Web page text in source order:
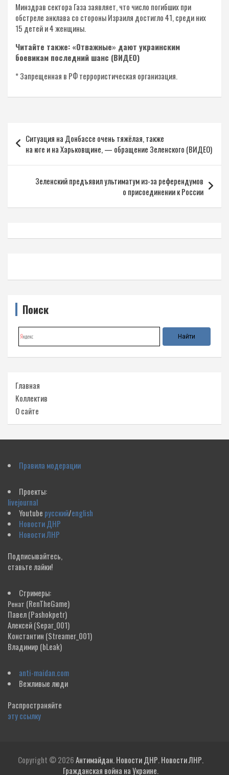
Минздрав сектора Газа заявляет, что число погибших при
обстреле анклава со стороны Израиля достигло 41, среди них
15 детей и 4 женщины.
Читайте также: «Отважные» дают украинским
боевикам последний шанс (ВИДЕО)
* Запрещенная в РФ террористическая организация.
по
записям
Ситуация на Донбассе очень тяжёлая, также
на юге и на Харьковщине, — обращение Зеленского (ВИДЕО)
Зеленский предъявил ультиматум из-за референдумов
о присоединении к России
Поиск
Главная
Коллектив
О сайте
Правила модерации
Проекты:
livejournal
Youtube русский/english
Новости ДНР
Новости ЛНР
Подписывайтесь,
ставьте лайки!
Стримеры:
Ренат (RenTheGame)
Павел(Pashokpetr)
Алексей(Separ_001)
Константин (Streamer_001)
Владимир (bLeak)
anti-maidan.com
Вежливые люди
Распространяйте
эту ссылку
Copyright © 2026Антимайдан. Новости ДНР. Новости ЛНР.
Гражданская война на Украине.